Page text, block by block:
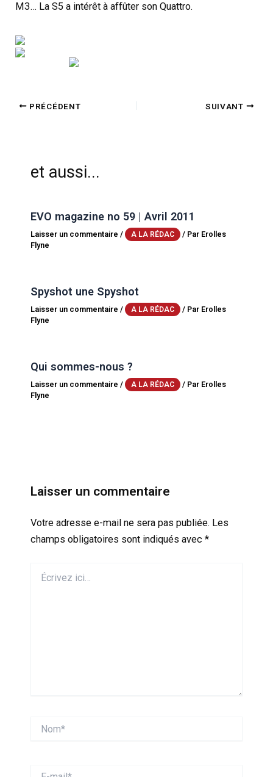
M3… La S5 a intérêt à affûter son Quattro.
PRÉCÉDENT SUIVANT
et aussi...
EVO magazine no 59 | Avril 2011
Laisser un commentaire / A LA RÉDAC / Par Erolles
Flyne
Spyshot une Spyshot
Laisser un commentaire / A LA RÉDAC / Par Erolles
Flyne
Qui sommes-nous ?
Laisser un commentaire / A LA RÉDAC / Par Erolles
Flyne
Laisser un commentaire
Votre adresse e-mail ne sera pas publiée. Les
champs obligatoires sont indiqués avec *
ici…